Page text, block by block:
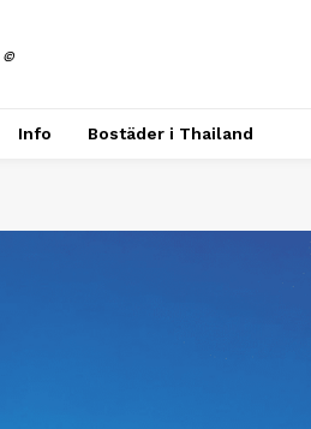
©
Info Bostäder i Thailand